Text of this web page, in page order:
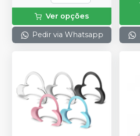
Ver opções
Pedir via Whatsapp